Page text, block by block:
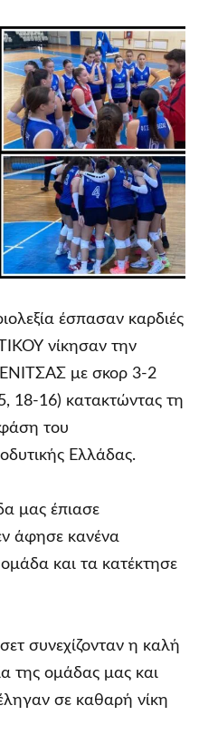
έσπασαν καρδιές
νίκησαν την
με σκορ 3-2
18-16) κατακτώντας τη
του
Ελλάδας.
μας έπιασε
άφησε κανένα
και τα κατέκτησε
συνεχίζονταν η καλή
της ομάδας μας και
σε καθαρή νίκη